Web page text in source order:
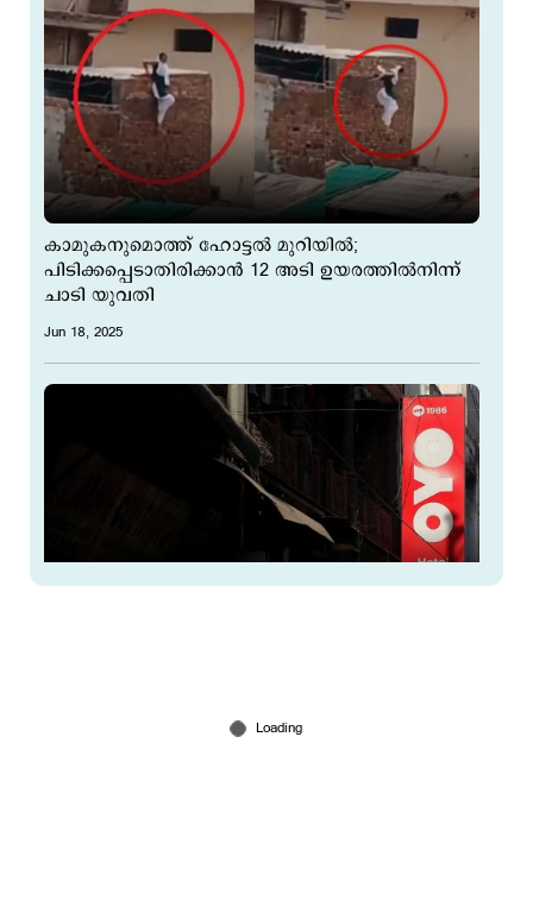
കാമുകനുമൊത്ത് ഹോട്ടല്‍ മുറിയില്‍;
പിടിക്കപ്പെടാതിരിക്കാന്‍ 12 അടി ഉയരത്തില്‍നിന്ന്
ചാടി യുവതി
Jun 18, 2025